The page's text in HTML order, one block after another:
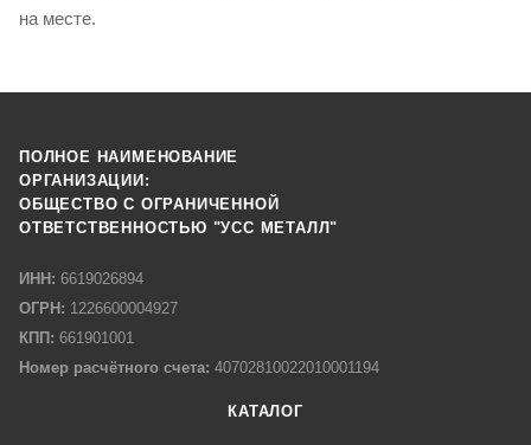
на месте.
ПОЛНОЕ НАИМЕНОВАНИЕ
ОРГАНИЗАЦИИ:
ОБЩЕСТВО С ОГРАНИЧЕННОЙ
ОТВЕТСТВЕННОСТЬЮ "УСС МЕТАЛЛ"
ИНН: 6619026894
ОГРН: 1226600004927
КПП: 661901001
Номер расчётного счета: 40702810022010001194
КАТАЛОГ